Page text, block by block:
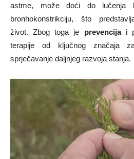
astme, može doći do lučenja
bronhokonstrikciju, što
život. Zbog toga je prevencijai
terapije od ključnog značaja
sprječavanje daljnjeg razvoja stanja.